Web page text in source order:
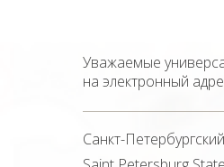
Уважаемые
на электронный
Санкт-